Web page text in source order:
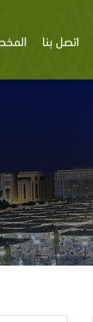
اتصل بنا